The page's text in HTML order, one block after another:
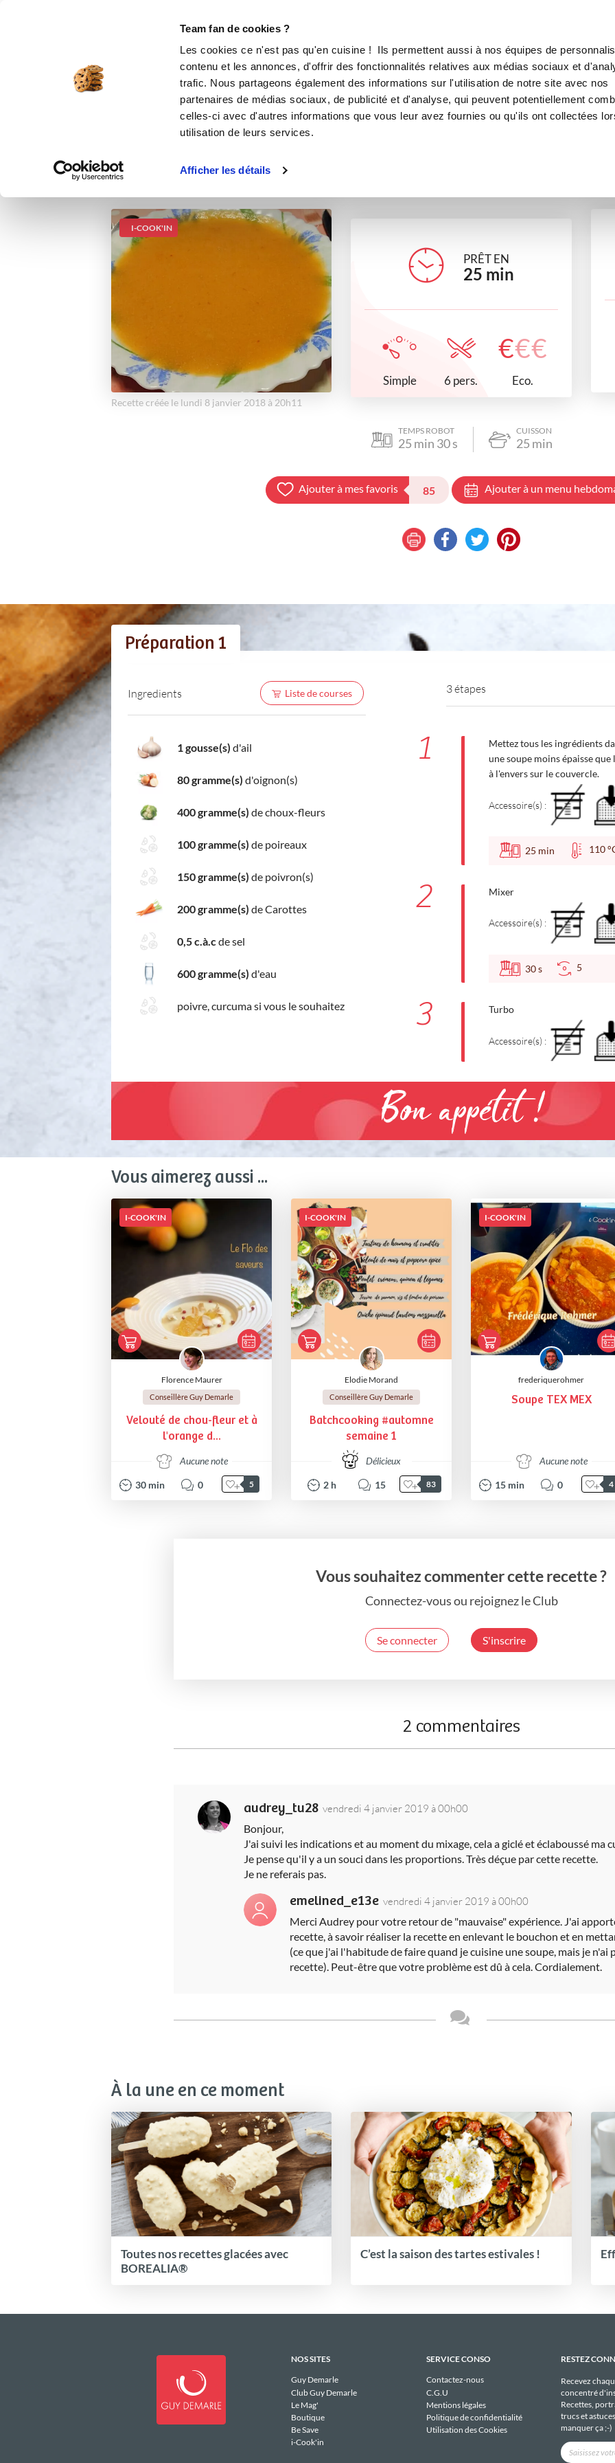
Team fan de cookies ?
Les cookies ce n'est pas qu'en cuisine ! Ils permettent aussi à nos équipes de
contenu et les annonces, d'offrir des fonctionnalités relatives aux médias sociaux et
trafic. Nous partageons également des informations sur l'utilisation de notre site avec nos
partenaires de médias sociaux, de publicité et d'analyse, qui peuvent potentiellement
celles-ci avec d'autres informations que vous leur avez fournies ou qu'ils ont collectées
utilisation de leurs services.
Afficher les détails
Soupe détox
soupes et crèmes Recettes minceur
I-COOK'IN
Recette créée le lundi 8 janvier 2018 à 20h11
PRÊT EN
25 min
Simple 6 pers.
€€€
Eco.
TEMPS ROBOT
25 min 30s
CUISSON
25 min
Ajouter à mes favoris 85 Ajouter à un menu
Préparation 1
Ingredients Liste de courses
1 gousse(s) d'ail
80 gramme(s) d'oignon(s)
400 gramme(s) de choux-fleurs
100 gramme(s) de poireaux
150 gramme(s) de poivron(s)
200 gramme(s) de Carottes
0,5 c.à.c de sel
600 gramme(s) d'eau
poivre, curcuma si vous le souhaitez
3 étapes
1
Mettez tous les ingrédients
une soupe moins épaisse
à l'envers sur le couvercle.
Accessoire(s) :
25 min 110
2 Mixer
Accessoire(s) :
30s 5
3 Turbo
Accessoire(s) :
Bon appétit !
Vous aimerez aussi ...
I-COOK'IN
Florence Maurer
Conseillère Guy Demarle
Velouté de chou-fleur et à
l'orange d...
Aucune note
30 min 0 5
I-COOK'IN
Elodie Morand
Conseillère Guy Demarle
Batchcooking #automne
semaine 1
Délicieux
2 h 15 83
I-COOK'IN
frederiquerohmer
Soupe TEX MEX
Aucune note
15 min 0 4
Vous souhaitez commenter cette recette ?
Connectez-vous ou rejoignez le Club
Se connecter S'inscrire
2 commentaires
audrey_tu28 vendredi 4 janvier 2019 à 00h00
Bonjour,
J'ai suivi les indications et au moment du mixage, cela a giclé et éclaboussé ma
Je pense qu'il y a un souci dans les proportions. Très déçue par cette recette.
Je ne referais pas.
emelined_e13e vendredi 4 janvier 2019 à 00h00
Merci Audrey pour votre retour de "mauvaise" expérience. J'ai
recette, à savoir réaliser la recette en enlevant le bouchon et en
(ce que j'ai l'habitude de faire quand je cuisine une soupe, mais je n'ai
recette). Peut-être que votre problème est dû à cela. Cordialement.
À la une en ce moment
Toutes nos recettes glacées avec
BOREALIA®
C’est la saison des tartes estivales !
NOS SITES
Guy Demarle
Club Guy Demarle
Le Mag'
Boutique
Be Save
i-Cook'in
SERVICE CONSO
Contactez-nous
C.G.U
Mentions légales
Politique de confidentialité
Utilisation des Cookies
RESTEZ
Recevez
concentré
Recettes,
trucs et
manquer ça ;-)